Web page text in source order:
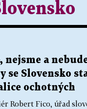
nejsme a
se Slovensko
ochotných
Robert Fico, úřad